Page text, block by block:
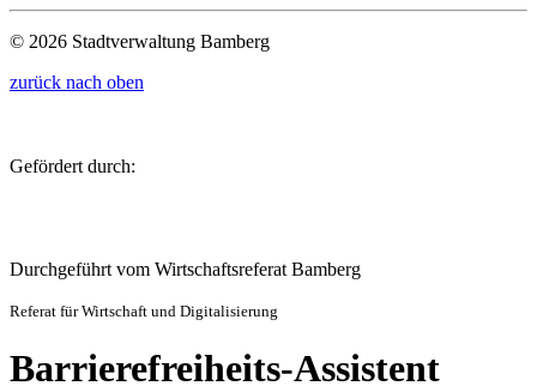
© 2026 Stadtverwaltung Bamberg
zurück nach oben
Gefördert durch:
Durchgeführt vom Wirtschaftsreferat Bamberg
Referat für Wirtschaft und Digitalisierung
Barrierefreiheits-Assistent